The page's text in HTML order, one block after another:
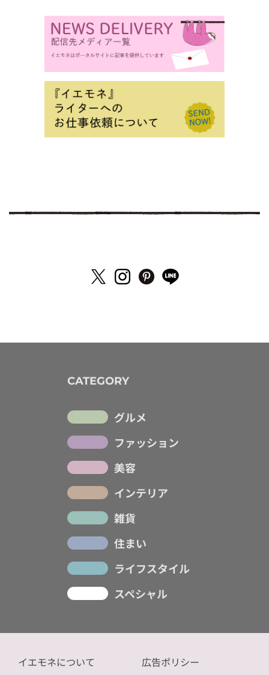
CATEGORY
グルメ
ファッション
美容
インテリア
雑貨
住まい
ライフスタイル
スペシャル
イエモネについて 広告ポリシー